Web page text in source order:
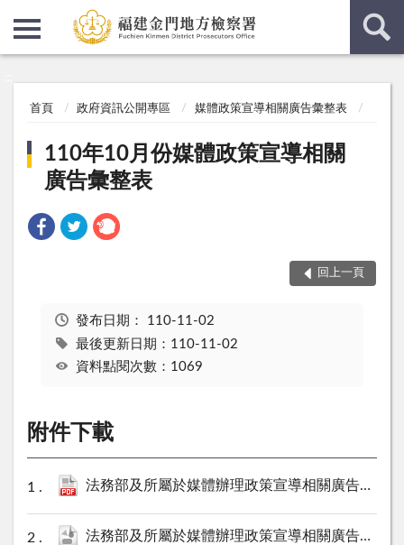
首頁 政府資訊公開專區 媒體政策宣導相關廣告彙整表
110年10月份媒體政策宣導相關
廣告彙整表
回上一頁
發布日期： 110-11-02
最後更新日期：110-11-02
資料點閱次數：1069
附件下載
法務部及所屬於媒體辦理政策宣導相關廣告彙整表（金門地檢署110年10月份）.pdf
法務部及所屬於媒體辦理政策宣導相關廣告彙整表（金門地檢署110年10月份）.ods